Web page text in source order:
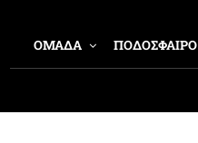
ΟΜΑΔΑ ΠΟΔΟΣΦΑΙΡΟ